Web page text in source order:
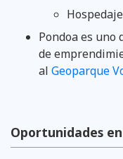
Pondoa es uno
de
al Geoparque
Oportunidades